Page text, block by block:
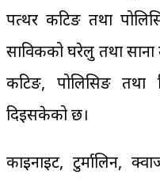
पत्थर कटिङ तथा
साविकको घरेलु तथा साना
कटिङ, पोलिसिङ तथा
दिइसकेको छ।
काइनाइट, टुर्मालिन,